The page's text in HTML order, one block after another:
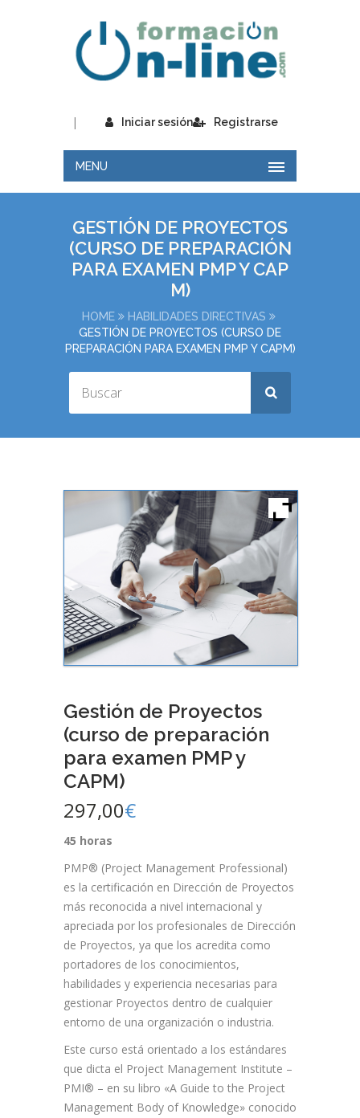
Iniciar sesión
| Registrarse
MENU
GESTIÓN DE PROYECTOS
(CURSO DE PREPARACIÓN
PARA EXAMEN PMP Y CAP
M)
HOME
HABILIDADES DIRECTIVAS
GESTIÓN DE PROYECTOS (CURSO DE
PREPARACIÓN PARA EXAMEN PMP Y CAPM)
Gestión de Proyectos
(curso de preparación
para examen PMP y
CAPM)
297,00€
45 horas
PMP® (Project Management Professional)
es la certificación en Dirección de Proyectos
más reconocida a nivel internacional y
apreciada por los profesionales de Dirección
de Proyectos, ya que los acredita como
portadores de los conocimientos,
habilidades y experiencia necesarias para
gestionar Proyectos dentro de cualquier
entorno de una organización o industria.
Este curso está orientado a los estándares
que dicta el Project Management Institute –
PMI® – en su libro «A Guide to the Project
Management Body of Knowledge» conocido